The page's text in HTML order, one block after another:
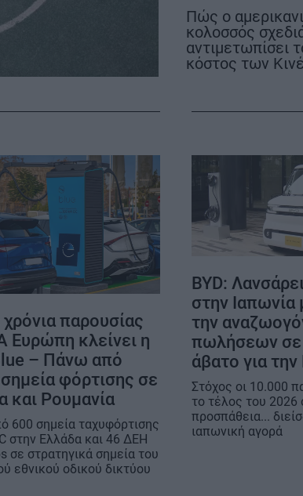
ΟΡΟΙ
Πώς ο
κολοσσός
αντιμετωπίσει
κόστος των
παρουσίας
Ευρώπη κλείνει η
– Πάνω από
φόρτισης σε
και Ρουμανία
600 σημεία ταχυφόρτισης
στην Ελλάδα και 46 ΔΕΗ
σε στρατηγικά σημεία του
εθνικού οδικού δικτύου
BYD:
στην Ιαπωνία
την
πωλήσεων σε
άβατο για την
Στόχος οι 10.000
το τέλος του 2026
προσπάθεια...
ιαπωνική αγορά